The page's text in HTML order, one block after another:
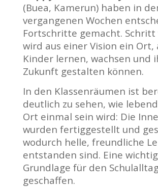
(Buea, Kamerun) haben in
vergangenen Wochen
Fortschritte gemacht.
wird aus einer Vision ein Ort,
Kinder lernen, wachsen und
Zukunft gestalten können.
In den Klassenräumen ist
deutlich zu sehen, wie
Ort einmal sein wird: Die
wurden fertiggestellt und
wodurch helle, freundliche
entstanden sind. Eine
Grundlage für den
geschaffen.